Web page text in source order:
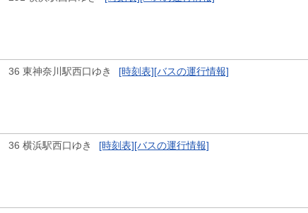
36 東神奈川駅西口ゆき [時刻表][バスの運行情報]
36 横浜駅西口ゆき [時刻表][バスの運行情報]